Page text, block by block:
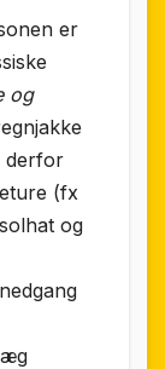
er
og
derfor
(fx
og